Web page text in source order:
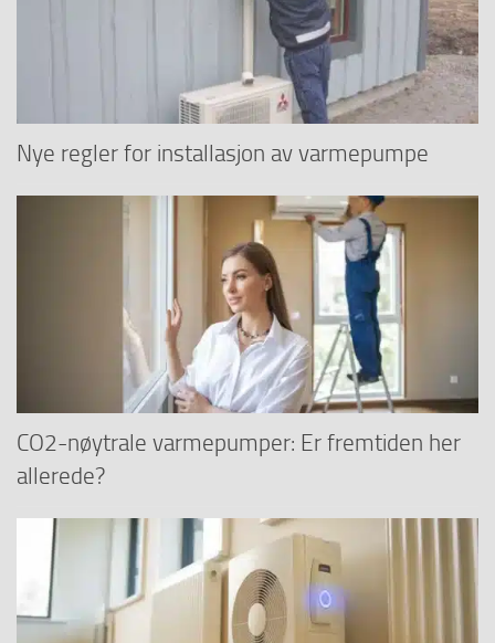
Nye regler for installasjon av varmepumpe
CO2-nøytrale varmepumper: Er fremtiden her
allerede?